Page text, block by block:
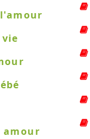
l'amour
amour